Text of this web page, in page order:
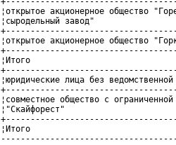
¦открытое акционерное общество
¦сыродельный завод"
¦открытое акционерное
¦Итого
¦юридические лица без
¦совместное общество с
¦"Скайфорест"
¦Итого